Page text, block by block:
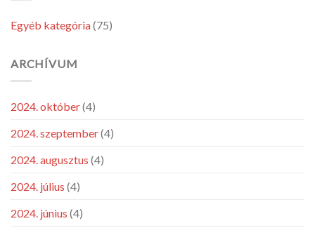
Egyéb kategória(75)
ARCHÍVUM
2024. október(4)
2024. szeptember(4)
2024. augusztus (4)
2024. július (4)
2024. június (4)